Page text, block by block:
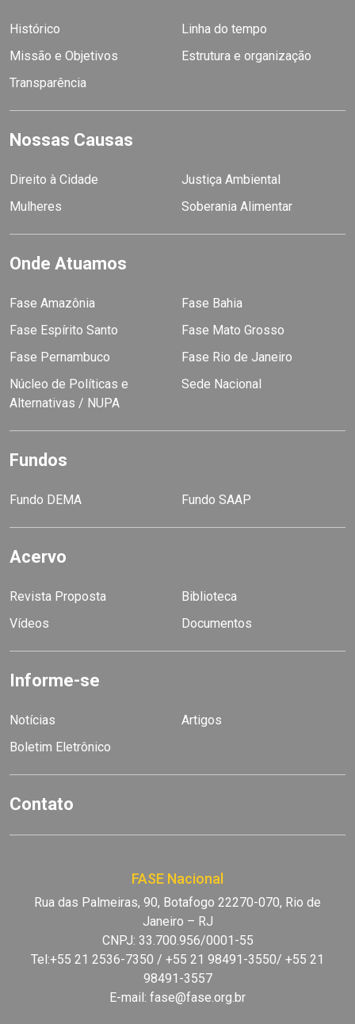
Histórico
Linha do tempo
Missão e Objetivos
Estrutura e organização
Transparência
Nossas Causas
Direito à Cidade
Justiça Ambiental
Mulheres
Soberania Alimentar
Onde Atuamos
Fase Amazônia
Fase Bahia
Fase Espírito Santo
Fase Mato Grosso
Fase Pernambuco
Fase Rio de Janeiro
Núcleo de Políticas e
Alternativas / NUPA
Sede Nacional
Fundos
Fundo DEMA Fundo SAAP
Acervo
Revista Proposta
Biblioteca
Vídeos
Documentos
Informe-se
Notícias
Artigos
Boletim Eletrônico
Contato
FASE Nacional
Rua das Palmeiras, 90, Botafogo 22270-070, Rio de
Janeiro – RJ
CNPJ: 33.700.956/0001-55
Tel:+55 21 2536-7350 / +55 21 98491-3550/ +55 21
98491-3557
E-mail: fase@fase.org.br